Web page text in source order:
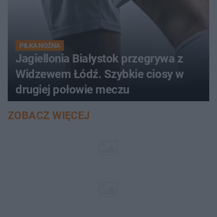
PIŁKA NOŻNA
Jagiellonia Białystok przegrywa z
Widzewem Łódź. Szybkie ciosy w
drugiej połowie meczu
ZOBACZ WIĘCEJ